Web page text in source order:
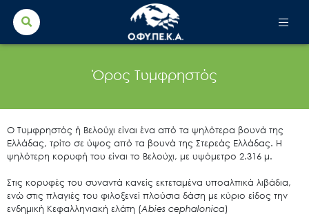
Search
for:
Όρος Τυμφρηστός
Ο Τυμφρηστός ή Βελούχι είναι ένα από τα ψηλότερα βουνά της
Ελλάδας, τρίτο σε ύψος από τα βουνά της Στερεάς Ελλάδας. Η
ψηλότερη κορυφή του είναι το Βελούχι, με υψόμετρο 2.316 μ.
Στις κορυφές του συναντά κανείς εκτεταμένα υποαλπικά λιβάδια,
ενώ στις πλαγιές του φιλοξενεί πλούσια δάση με κύριο είδος την
ενδημική Κεφαλληνιακή ελάτη (Abies cephalonica)